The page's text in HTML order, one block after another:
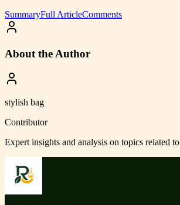
SummaryFull ArticleComments
About the Author
stylish bag
Contributor
Expert insights and analysis on topics related to